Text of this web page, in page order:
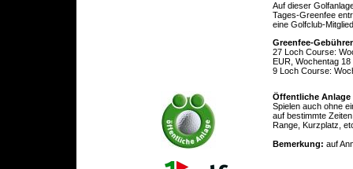
Auf dieser
Tages-Greenfee
eine Golfclub-
Greenfee-
27 Loch Course:
EUR, Wochentag
9 Loch Course:
Öffentliche Anlage
Spielen auch ohne
auf bestimmte
Range, Kurzplatz,
Bemerkung: auf